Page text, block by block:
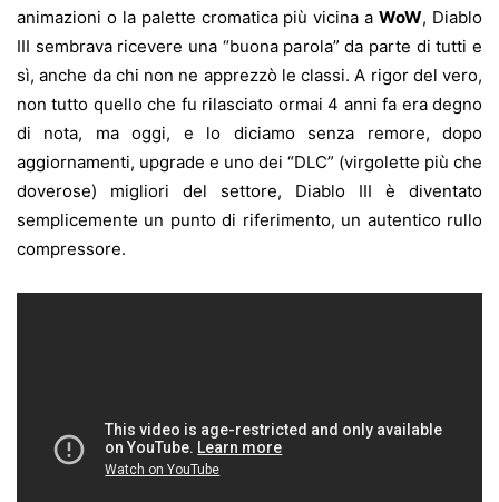
animazioni o la palette cromatica più vicina aWoW, Diablo
III sembrava ricevere una “buona parola” da parte di tutti e
sì, anche da chi non ne apprezzò le classi. A rigor del vero,
non tutto quello che fu rilasciato ormai 4 anni fa era degno
di nota, ma oggi, e lo diciamo senza remore, dopo
aggiornamenti, upgrade e uno dei “DLC” (virgolette più che
doverose) migliori del settore, Diablo III è diventato
semplicemente un punto di riferimento, un autentico rullo
compressore.